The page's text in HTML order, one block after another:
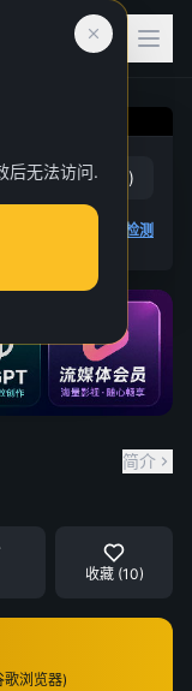
4) 踩 )
播放检测
简介
收藏 (10)
浏览器)
后无法访问.